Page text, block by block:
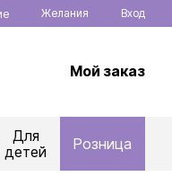
Желания Вход
Мой заказ
Для
детей
Розница